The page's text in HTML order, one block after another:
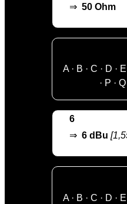
⇒ 50 Ohm
A· B ·C · D · E
· P · Q
6
⇒ 6 dBu
A· B ·C · D · E